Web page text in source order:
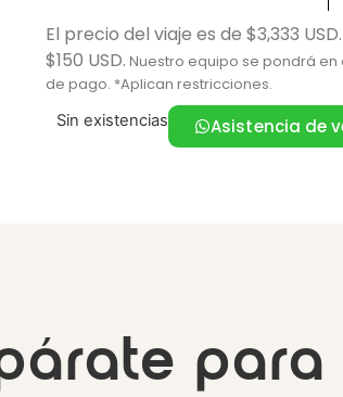
El precio del viaje es de $3,333 USD.
$150 USD. Nuestro equipo se pondrá
de pago. *Aplican restricciones.
Sin existencias Asistencia de